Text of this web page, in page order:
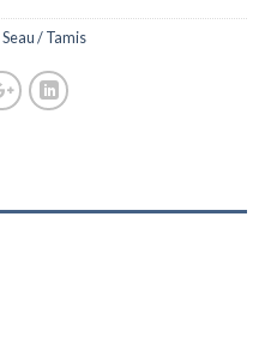
Seau / Tamis